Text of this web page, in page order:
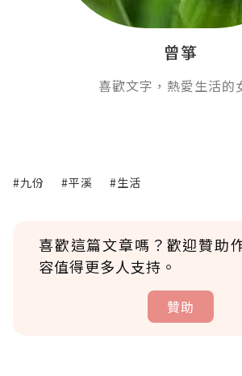
曾箏
喜歡文字，熱愛生活的
#九份 #平溪 #生活
喜歡這篇文章嗎？歡迎贊助
容值得更多人支持。
贊助